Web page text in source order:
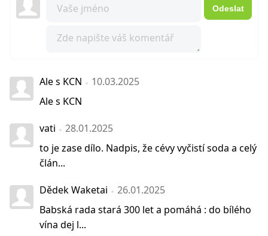
Odeslat
Ale s KCN
10.03.2025
Ale s KCN
vati
28.01.2025
to je zase dílo. Nadpis, že cévy vyčistí soda a celý
člán...
Dědek Waketai
26.01.2025
Babská rada stará 300 let a pomáhá : do bílého
vína dej l...